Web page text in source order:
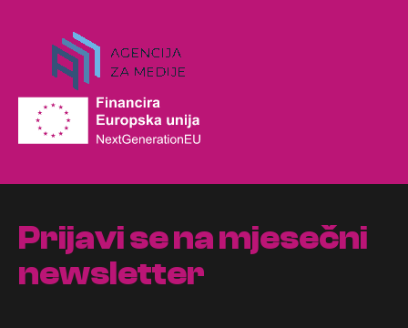
Prijavi se na mjesečni
newsletter